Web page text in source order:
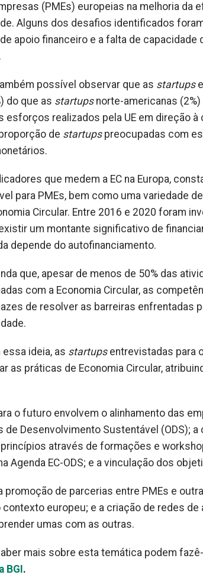
(PMEs) europeias na melhoria
Alguns dos desafios identificados
apoio financeiro e a falta de
possível observar que as startups
do que as startupsnorte-americanas (2%)
esforços realizados pela UE em direção
de startups preocupadas com
que medem a EC na Europa,
para PMEs, bem como uma variedade
Circular. Entre 2016 e 2020 foram
um montante significativo de
depende do autofinanciamento.
que, apesar de menos de 50% das
com a Economia Circular, as
de resolver as barreiras enfrentadas
ideia, as startupsentrevistadas para
as práticas de Economia Circular,
o futuro envolvem o alinhamento das
de Desenvolvimento Sustentável (ODS);
através de formações e
Agenda EC-ODS; e a vinculação dos
promoção de parcerias entre PMEs e
europeu; e a criação de redes de
umas com as outras.
mais sobre esta temática podem
BGI .